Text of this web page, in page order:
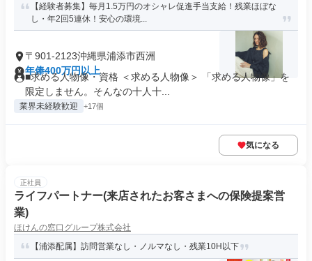
【経験者募集】毎月1.5万円のオシャレ促進手当支給！残業ほぼな
し・年2回5連休！安心の環境...
〒901-2123沖縄県浦添市西洲
年俸400万円以上
■求める人物像・資格 ＜求める人物像＞ 「求める人物像」を
限定しません。そんなの十人十...
業界未経験歓迎 +17個
気になる
正社員
ライフパートナー(来店されたお客さまへの保険提案営
業)
ほけんの窓口グループ株式会社
【浦添配属】訪問営業なし・ノルマなし・残業10H以下